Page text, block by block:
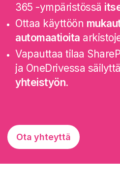
365 -ympäristössä
Ottaa käyttöön
automaatioita
Vapauttaa tilaa
ja OneDrivessa
yhteistyön.
Ota yhteyttä